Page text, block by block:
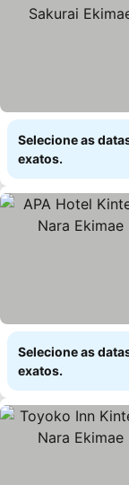
Selecione as
exatos.
Selecione as
exatos.